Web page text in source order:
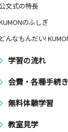
公文式の特長
のふしぎ
どんなもんだい!
学習の流れ
会費・各種手続き
無料体験学習
教室見学